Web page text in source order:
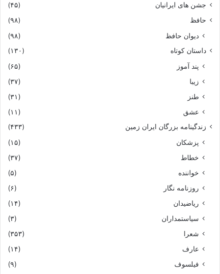
جشن های ایرانیان
(۴۵)
حافظ
(۹۸)
دیوان حافظ (۹۸)
داستان کوتاه (۱۳۰)
پند آموز
(۶۵)
زیبا
(۳۷)
طنز
(۳۱)
عشق
(۱۱)
زندگینامه بزرگان ایران زمین (۴۳۳)
پزشکان
(۱۵)
خطاط
(۳۷)
خواننده
(۵)
روزنامه نگار
(۶)
ریاضیدان
(۱۴)
سیاستمداران
(۳)
شعرا
(۳۵۳)
عارف
(۱۴)
فیلسوف
(۹)